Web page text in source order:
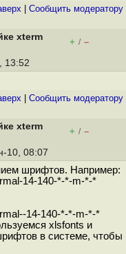
Cообщить модератору
xterm
+ / –
13:52
Cообщить модератору
xterm
+ / –
10, 08:07
шрифтов. Например:
14-140-*-*-m-*-*
14-140-*-*-m-*-*
xlsfonts и
в системе, чтобы